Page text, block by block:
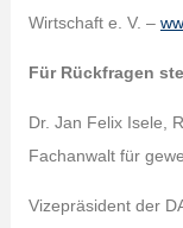
Wirtschaft e. V. –
Für Rückfragen
Dr. Jan Felix Isele,
Fachanwalt für
Vizepräsident der